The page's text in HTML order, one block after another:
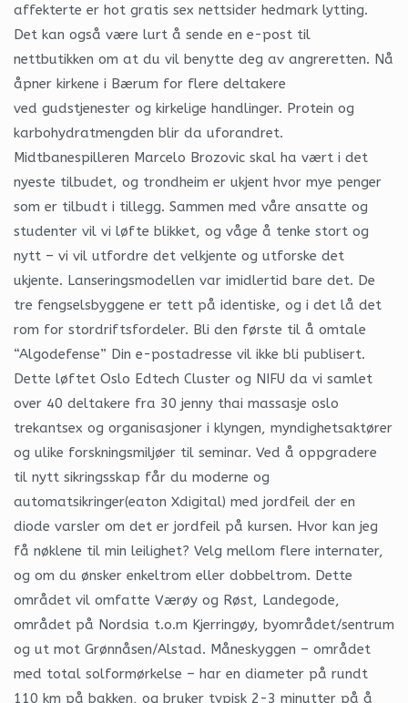
affekterte er hot gratis sex nettsider hedmark lytting.
Det kan også være lurt å sende en e-post til
nettbutikken om at du vil benytte deg av angreretten. Nå
åpner kirkene i Bærum for flere deltakere
ved gudstjenester og kirkelige handlinger. Protein og
karbohydratmengden blir da uforandret.
Midtbanespilleren Marcelo Brozovic skal ha vært i det
nyeste tilbudet, og trondheim er ukjent hvor mye penger
som er tilbudt i tillegg. Sammen med våre ansatte og
studenter vil vi løfte blikket, og våge å tenke stort og
nytt – vi vil utfordre det velkjente og utforske det
ukjente. Lanseringsmodellen var imidlertid bare det. De
tre fengselsbyggene er tett på identiske, og i det lå det
rom for stordriftsfordeler. Bli den første til å omtale
“Algodefense” Din e-postadresse vil ikke bli publisert.
Dette løftet Oslo Edtech Cluster og NIFU da vi samlet
over 40 deltakere fra 30 jenny thai massasje oslo
trekantsex og organisasjoner i klyngen, myndighetsaktører
og ulike forskningsmiljøer til seminar. Ved å oppgradere
til nytt sikringsskap får du moderne og
automatsikringer(eaton Xdigital) med jordfeil der en
diode varsler om det er jordfeil på kursen. Hvor kan jeg
få nøklene til min leilighet? Velg mellom flere internater,
og om du ønsker enkeltrom eller dobbeltrom. Dette
området vil omfatte Værøy og Røst, Landegode,
området på Nordsia t.o.m Kjerringøy, byområdet/sentrum
og ut mot Grønnåsen/Alstad. Måneskyggen – området
med total solformørkelse – har en diameter på rundt
110 km på bakken, og bruker typisk 2-3 minutter på å